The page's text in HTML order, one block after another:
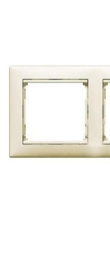
Candelabre
Corpuri de iluminat
Lampadare
Lampi de perete
Lustre
Pendule